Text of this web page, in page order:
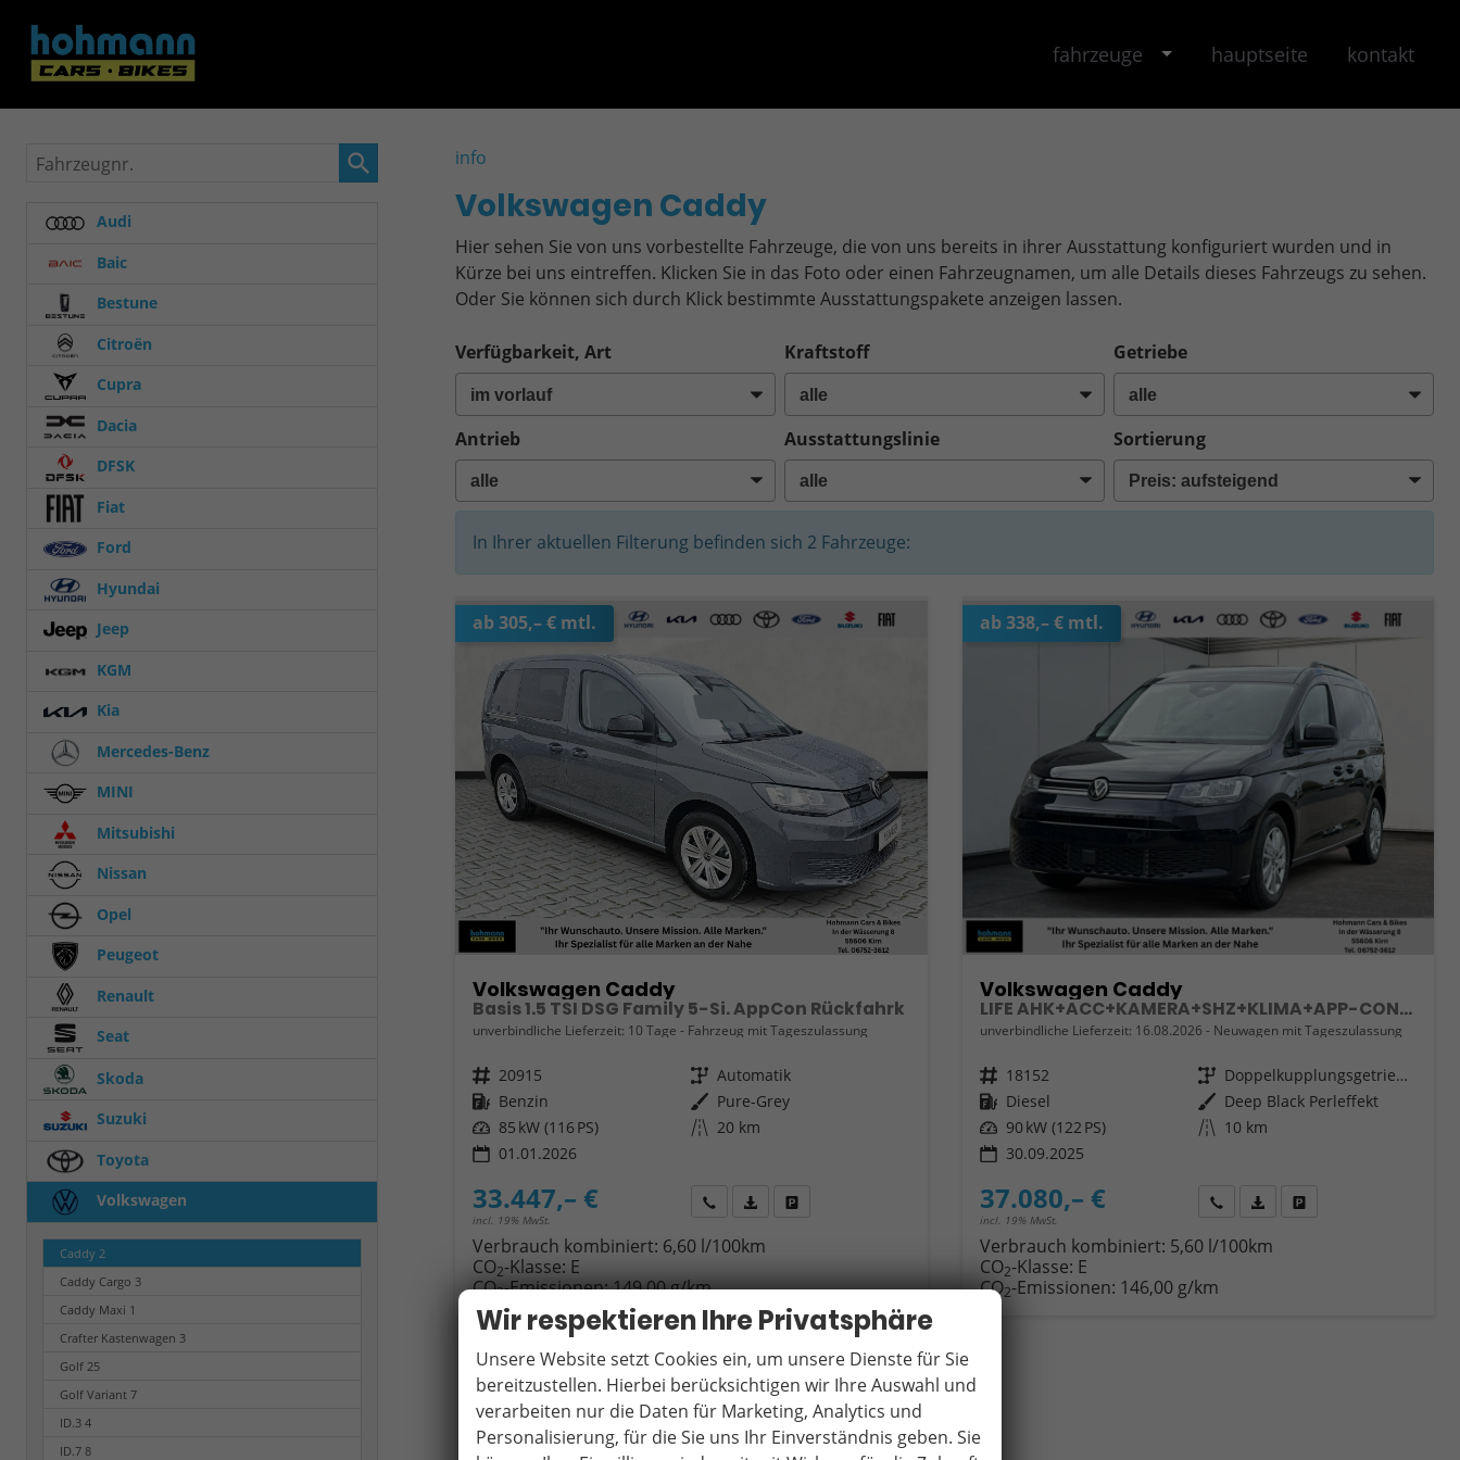
fahrzeuge hauptseite kontakt
info
Volkswagen Caddy
Hier sehen Sie von uns vorbestellte Fahrzeuge, die von uns bereits in ihrer Ausstattung konfiguriert wurden und in
Kürze bei uns eintreffen. Klicken Sie in das Foto oder einen Fahrzeugnamen, um alle Details dieses Fahrzeugs zu sehen.
Oder Sie können sich durch Klick bestimmte Ausstattungspakete anzeigen lassen.
Verfügbarkeit, Art Kraftstoff Getriebe
Antrieb Ausstattungslinie Sortierung
In Ihrer aktuellen Filterung befinden sich 2 Fahrzeuge:
ab 305,– € mtl.
Volkswagen Caddy
Basis 1.5 TSI DSG Family 5-Si. AppCon Rückfahrk
unverbindliche Lieferzeit: 10 Tage Fahrzeug mit Tageszulassung
Fahrzeugnr. 20915 Getriebe Automatik
Kraftstoff Benzin Außenfarbe Pure-Grey
Leistung 85 kW (116 PS) Kilometerstand 20 km
01.01.2026
33.447,– €
incl. 19% MwSt.
Wir rufen Sie anFahrzeugexposé (PDF)
Verbrauch kombiniert: 6,60 l/100km
CO2-Klasse: E
CO2-Emissionen:149,00 g/km
ab 338,– € mtl.
Volkswagen Caddy
LIFE AHK+ACC+KAMERA+SHZ+KLIMA+APP-CONNECT
unverbindliche Lieferzeit: 16.08.2026 Neuwagen mit Tageszulassung
Fahrzeugnr. 18152 Getriebe
Doppelkupplungsgetriebe (DSG)
Kraftstoff Diesel Außenfarbe Deep Black Perleffekt
Leistung 90 kW (122 PS) Kilometerstand 10 km
30.09.2025
37.080,– €
incl. 19% MwSt.
Wir rufen Sie an
Fahrzeugexposé (PDF)
Fahrzeug parken
Verbrauch kombiniert: 5,60 l/100km
CO2-Klasse: E
CO2-Emissionen: 146,00 g/km
Fahrzeugnr.
Audi
Baic
Bestune
Citroën
Cupra
Dacia
DFSK
Fiat
Ford
Hyundai
Jeep
KGM
Kia
Mercedes-Benz
MINI
Mitsubishi
Nissan
Opel
Peugeot
Renault
Seat
Skoda
Suzuki
Toyota
Volkswagen
Caddy 2
Caddy Cargo 3
Caddy Maxi 1
Crafter Kastenwagen 3
Golf 25
Golf Variant 7
ID.3 4
ID.7 8
Wir respektieren Ihre Privatsphäre
Unsere Website setzt Cookies ein, um unsere Dienste für Sie
bereitzustellen. Hierbei berücksichtigen wir Ihre Auswahl und
verarbeiten nur die Daten für Marketing, Analytics und
Personalisierung, für die Sie uns Ihr Einverständnis geben. Sie